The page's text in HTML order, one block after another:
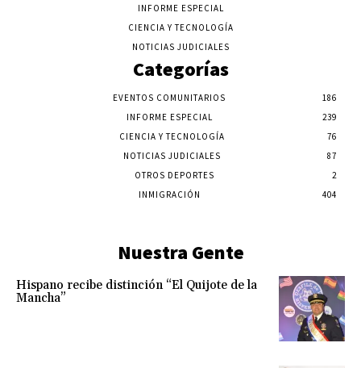
INFORME ESPECIAL
CIENCIA Y TECNOLOGÍA
NOTICIAS JUDICIALES
Categorías
EVENTOS COMUNITARIOS
186
INFORME ESPECIAL
239
CIENCIA Y TECNOLOGÍA
76
NOTICIAS JUDICIALES
87
OTROS DEPORTES
2
INMIGRACIÓN
404
Nuestra Gente
Hispano recibe distinción “El Quijote de la
Mancha”